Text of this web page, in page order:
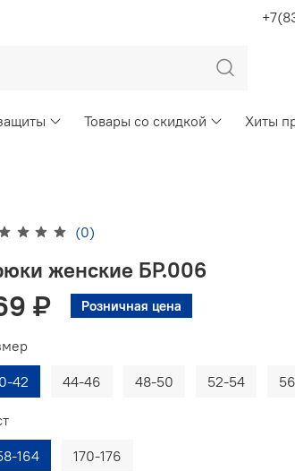
Товары со скидкой Хиты
(0)
женские БР.006
₽ Розничная цена
42
44-46 48-50 52-54
164
170-176